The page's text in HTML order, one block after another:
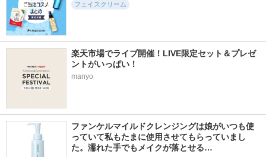
フェイスクリーム
楽天市場でライブ開催！LIVE限定セット＆プレゼ
ントがいっぱい！
manyo
ファンケルマイルドクレンジングは娘がいつも使
っていて私もたまに使用させてもらっていまし
た。濡れた手でもメイクが落とせる…